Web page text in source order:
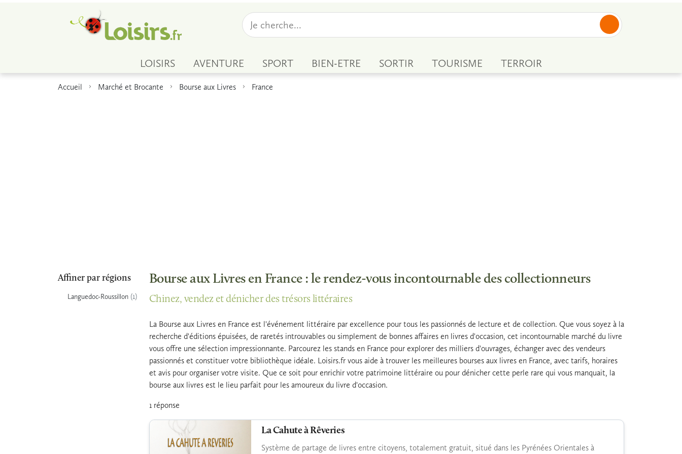
LOISIRS AVENTURE SPORT BIEN-ETRE SORTIR TOURISME TERROIR
Accueil Marché et Brocante Bourse aux Livres France
Affiner par régions
Languedoc-Roussillon (1)
Bourse aux Livres en France : le rendez-vous incontournable des collectionneurs
Chinez, vendez et dénicher des trésors littéraires
La Bourse aux Livres en France est l'événement littéraire par excellence pour tous les passionnés de lecture et de collection. Que vous soyez à la
recherche d'éditions épuisées, de raretés introuvables ou simplement de bonnes affaires en livres d'occasion, cet incontournable marché du livre
vous offre une sélection impressionnante. Parcourez les stands en France pour explorer des milliers d'ouvrages, échanger avec des vendeurs
passionnés et constituer votre bibliothèque idéale. Loisirs.fr vous aide à trouver les meilleures bourses aux livres en France, avec tarifs, horaires
et avis pour organiser votre visite. Que ce soit pour enrichir votre patrimoine littéraire ou pour dénicher cette perle rare qui vous manquait, la
bourse aux livres est le lieu parfait pour les amoureux du livre d'occasion.
1 réponse
La Cahute à Rêveries
Système de partage de livres entre citoyens, totalement gratuit, situé dans les Pyrénées Orientales à